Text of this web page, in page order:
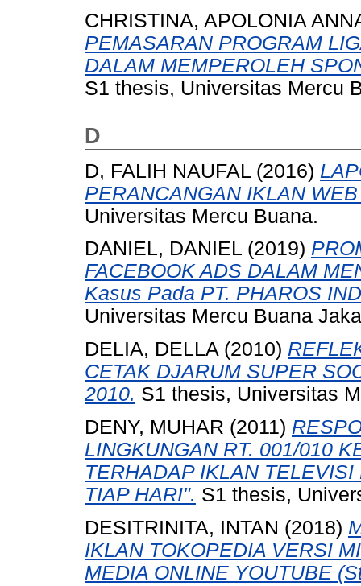
CHRISTINA, APOLONIA
PEMASARAN PROGRAM
DALAM MEMPEROLEH
S1 thesis, Universitas Mercu
D
D, FALIH NAUFAL (2016)
PERANCANGAN IKLAN
Universitas Mercu Buana.
DANIEL, DANIEL (2019)
FACEBOOK ADS DALAM
Kasus Pada PT. PHAROS
Universitas Mercu Buana
DELIA, DELLA (2010)
CETAK DJARUM SUPER
2010. S1 thesis, Universitas
DENY, MUHAR (2011)
LINGKUNGAN RT. 001/010
TERHADAP IKLAN
TIAP HARI". S1 thesis,
DESITRINITA, INTAN (2018)
IKLAN TOKOPEDIA VERSI
MEDIA ONLINE YOUTUBE